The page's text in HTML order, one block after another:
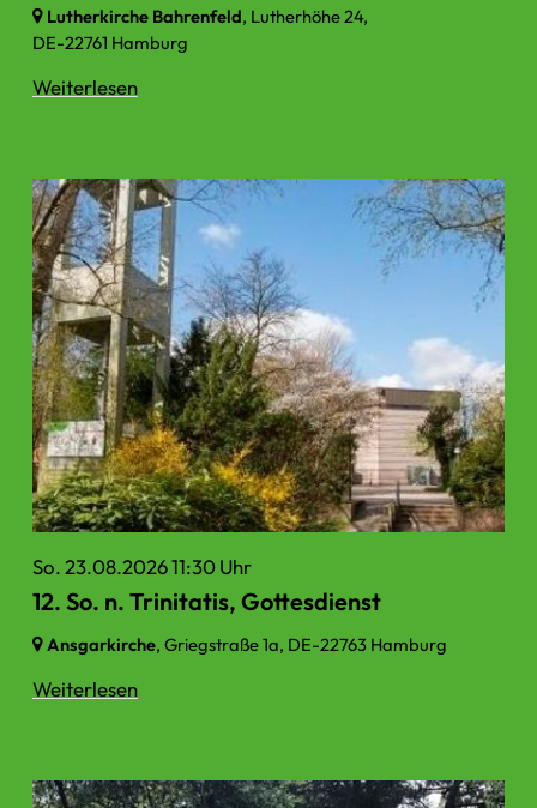
Lutherkirche Bahrenfeld, Lutherhöhe 24,
DE-22761 Hamburg
Weiterlesen
So. 23.08.2026 11:30 Uhr
12. So. n. Trinitatis, Gottesdienst
Ansgarkirche, Griegstraße 1a, DE-22763 Hamburg
Weiterlesen